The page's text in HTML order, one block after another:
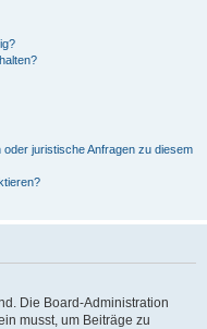
juristische Anfragen zu diesem
Die Board-Administration
musst, um Beiträge zu